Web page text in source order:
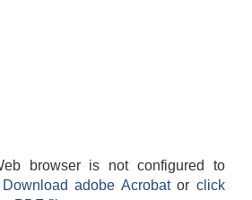
browser is not configured to
Download adobe Acrobatorclick